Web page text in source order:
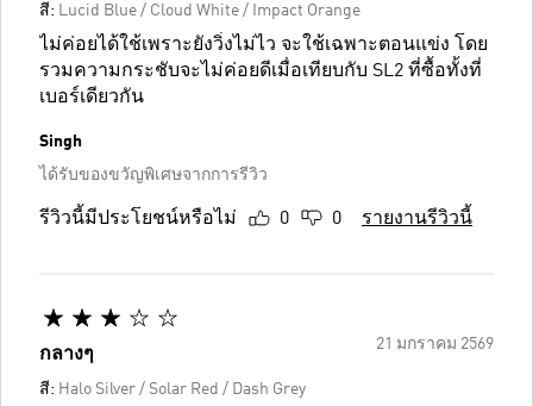
สี: Lucid Blue / Cloud White / Impact Orange
ไม่ค่อยได้ใช้เพราะยังวิ่งไม่ไว จะใช้เฉพาะตอนแข่ง โดย
รวมความกระชับจะไม่ค่อยดีเมื่อเทียบกับ SL2 ที่ซื้อทั้งที่
เบอร์เดียวกัน
Singh
ได้รับของขวัญพิเศษจากการรีวิว
รีวิวนี้มีประโยชน์หรือไม่ 0 0 รายงานรีวิวนี้
21 มกราคม 2569
กลางๆ
สี: Halo Silver / Solar Red / Dash Grey